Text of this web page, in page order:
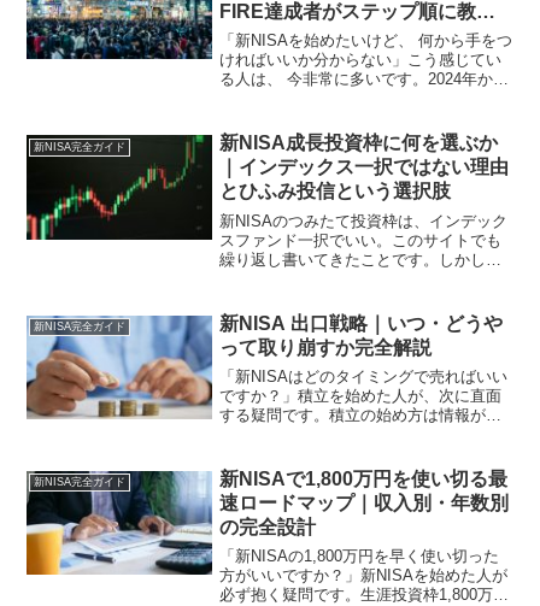
FIRE達成者がステップ順に教え
る
「新NISAを始めたいけど、 何から手をつ
ければいいか分からない」こう感じてい
る人は、 今非常に多いです。2024年から
間が無期限化生涯投資枠が1,800万円に...
新NISA完全ガイド
新NISA成長投資枠に何を選ぶか
｜インデックス一択ではない理由
とひふみ投信という選択肢
新NISAのつみたて投資枠は、インデック
スファンド一択でいい。このサイトでも
繰り返し書いてきたことです。しかし成
1,200万円という枠をすべてインデックス
ファンドで埋...
新NISA完全ガイド
新NISA 出口戦略｜いつ・どうや
って取り崩すか完全解説
「新NISAはどのタイミングで売ればいい
ですか？」積立を始めた人が、次に直面
する疑問です。積立の始め方は情報が多
的に少ない。積み立てることと、取り崩
すことは別のスキルで...
新NISA完全ガイド
新NISAで1,800万円を使い切る最
速ロードマップ｜収入別・年数別
の完全設計
「新NISAの1,800万円を早く使い切った
方がいいですか？」新NISAを始めた人が
必ず抱く疑問です。生涯投資枠1,800万円